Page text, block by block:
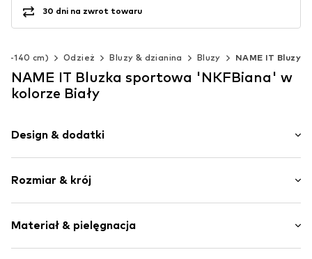
30 dni na zwrot towaru
140 cm) Odzież Bluzy & dzianina Bluzy NAME IT Bluzy
NAME IT Bluzka sportowa 'NKFBiana' w
kolorze Biały
Design & dodatki
Dres
Z kapturem
Proste zakończenie
Rozmiar & krój
Długość: Długość normalna
Krój: Normalny krój
Materiał & pielęgnacja